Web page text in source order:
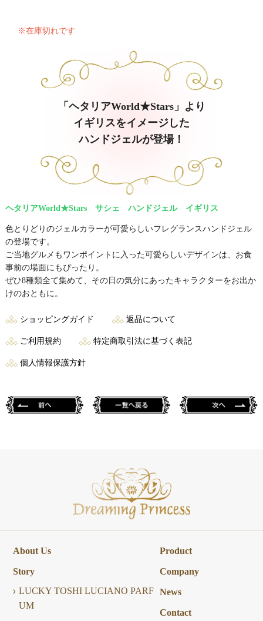
※在庫切れです
「ヘタリアWorld★Stars」より
イギリスをイメージした
ハンドジェルが登場！
ヘタリアWorld★Stars サシェ ハンドジェル イギリス
色とりどりのジェルカラーが可愛らしいフレグランスハンドジェル
の登場です。
ご当地グルメもワンポイントに入った可愛らしいデザインは、お食
事前の場面にもぴったり。
ぜひ8種類全て集めて、その日の気分にあったキャラクターをお出か
けのおともに。
ショッピングガイド 返品について
ご利用規約 特定商取引法に基づく表記
個人情報保護方針
About Us
Story
LUCKY TOSHI LUCIANO PARF
UM
Product
Company
News
Contact